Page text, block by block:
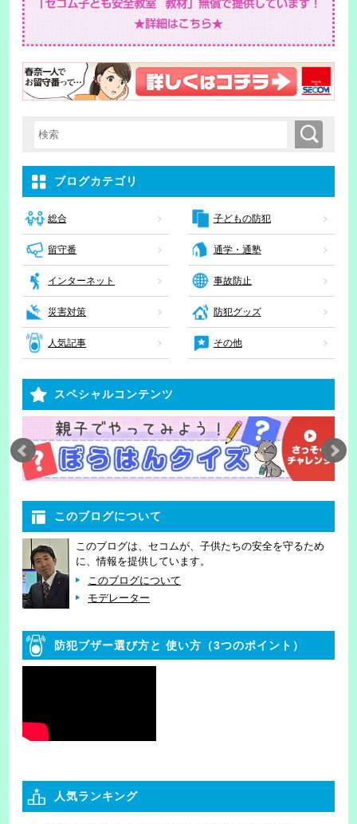
検索キーワード入力 検索
ブログカテゴリ
総合 子どもの防犯
留守番 通学・通塾
インターネット 事故防止
災害対策 防犯グッズ
人気記事 その他
スペシャルコンテンツ
このブログについて
このブログは、セコムが、子供たちの安全を守るため
に、情報を提供しています。
このブログについて
モデレーター
防犯ブザー選び方と 使い方（3つのポイント）
人気ランキング